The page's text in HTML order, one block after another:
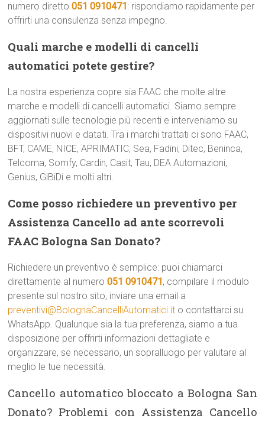
numero diretto051 0910471: rispondiamo rapidamente per
offrirti una consulenza senza impegno.
Quali marche e modelli di cancelli
automatici potete gestire?
La nostra esperienza copre sia FAAC che molte altre
marche e modelli di cancelli automatici. Siamo sempre
aggiornati sulle tecnologie più recenti e interveniamo su
dispositivi nuovi e datati. Tra i marchi trattati ci sono FAAC,
BFT, CAME, NICE, APRIMATIC, Sea, Fadini, Ditec, Beninca,
Telcoma, Somfy, Cardin, Casit, Tau, DEA Automazioni,
Genius, GiBiDi e molti altri.
Come posso richiedere un preventivo per
Assistenza Cancello ad ante scorrevoli
FAAC Bologna San Donato?
Richiedere un preventivo è semplice: puoi chiamarci
direttamente al numero051 0910471, compilare il modulo
presente sul nostro sito, inviare una email a
preventivi@BolognaCancelliAutomatici.it o contattarci su
WhatsApp. Qualunque sia la tua preferenza, siamo a tua
disposizione per offrirti informazioni dettagliate e
organizzare, se necessario, un sopralluogo per valutare al
meglio le tue necessità.
Cancello automatico bloccato a Bologna San
Donato? Problemi con Assistenza Cancello